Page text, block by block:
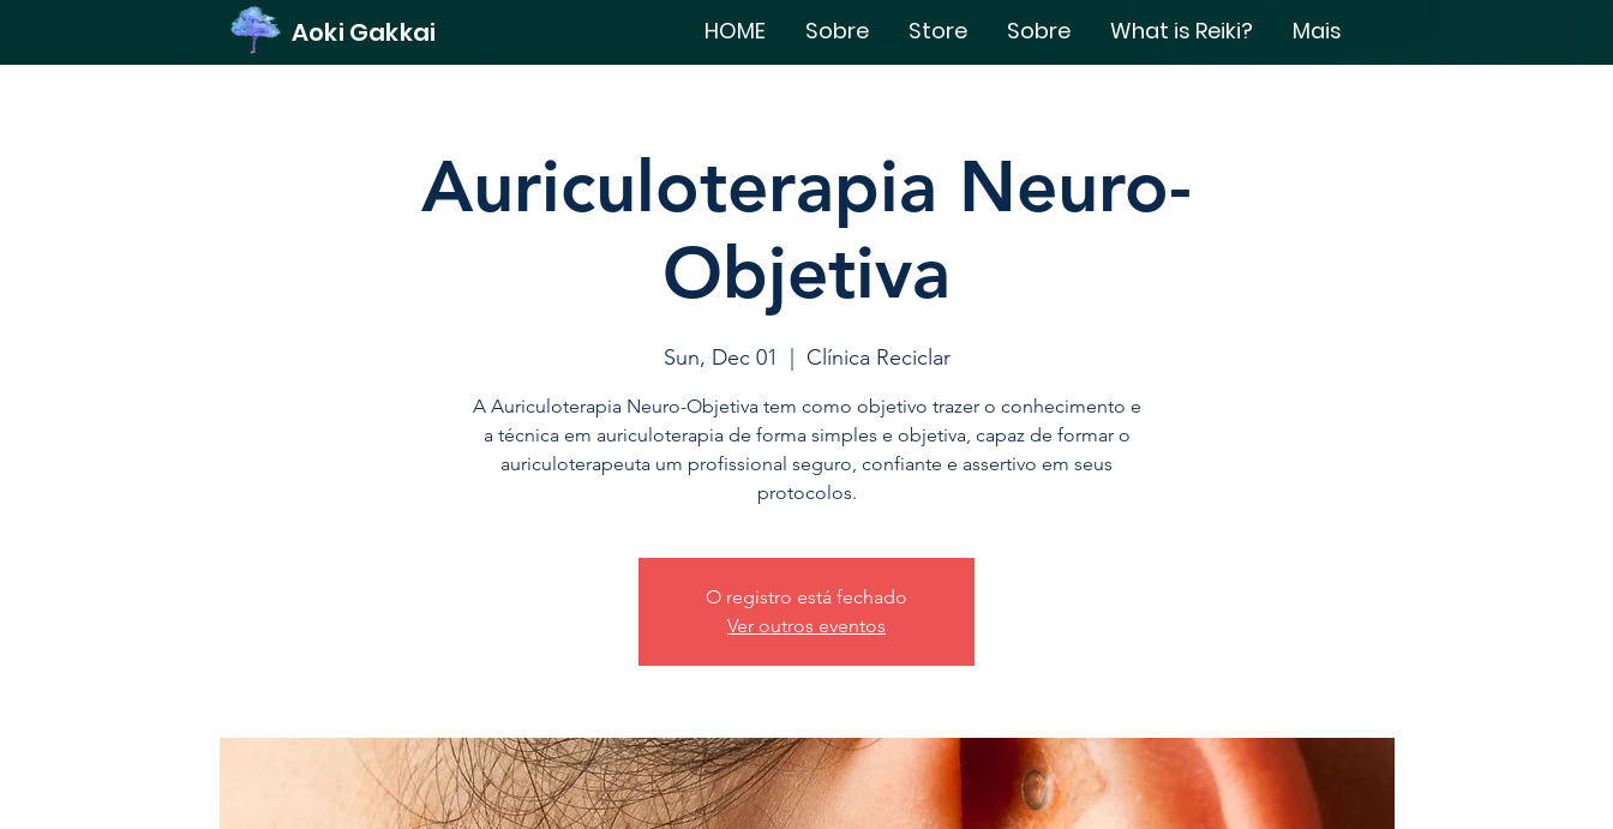
HOME Sobre Store Sobre What is Reiki? Mais
Aoki Gakkai
Auriculoterapia Neuro-
Objetiva
Sun, Dec 01 Clínica Reciclar
A Auriculoterapia Neuro-Objetiva tem como objetivo trazer o conhecimento e
a técnica em auriculoterapia de forma simples e objetiva, capaz de formar o
auriculoterapeuta um profissional seguro, confiante e assertivo em seus
protocolos.
O registro está fechado
Ver outros eventos